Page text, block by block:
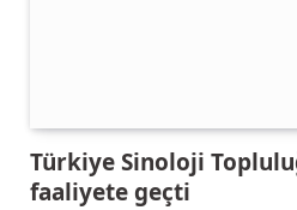
Türkiye Sinoloji
faaliyete geçti